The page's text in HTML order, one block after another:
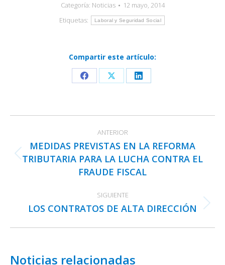
Categoría: Noticias
12 mayo, 2014
Etiquetas:
Laboral y Seguridad Social
Compartir este artículo:
Share
Facebook
Share
X
Share
LinkedIn
entre
publicaciones
ANTERIOR
Publicación
anterior:
MEDIDAS PREVISTAS EN LA REFORMA
TRIBUTARIA PARA LA LUCHA CONTRA EL
FRAUDE FISCAL
SIGUIENTE
Publicación
LOS CONTRATOS DE ALTA DIRECCIÓN
Noticias relacionadas